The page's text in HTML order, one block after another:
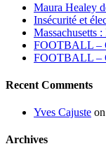
Maura Healey
Insécurité et
Massachusetts
FOOTBALL –
FOOTBALL –
Recent Comments
Yves Cajuste on
Archives